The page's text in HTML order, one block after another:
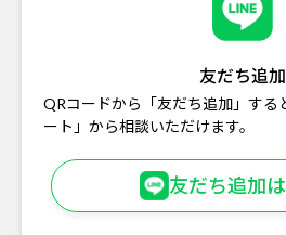
友だち追加
QRコードから「友だち追加」する
ート」から相談いただけます。
友だち追加